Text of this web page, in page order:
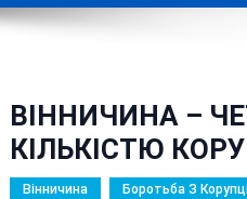
ВІННИЧИНА –
КІЛЬКІСТЮ
Вінничина Боротьба З